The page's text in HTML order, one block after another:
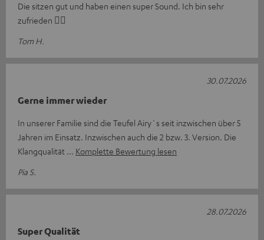
Die sitzen gut und haben einen super Sound. Ich bin sehr
zufrieden 👍🏻
Tom H.
Gerne immer wieder
In unserer Familie sind die Teufel Airy`s seit inzwischen über 5
Jahren im Einsatz. Inzwischen auch die 2 bzw. 3. Version. Die
Klangqualität
Komplette Bewertung lesen
Pia S.
30.07.2026
Super Qualität
28.07.2026